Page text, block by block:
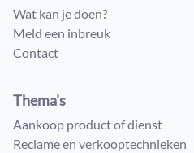
Wat kan je doen?
Meld een inbreuk
Contact
Thema’s
Aankoop product of dienst
Reclame en verkooptechnieken